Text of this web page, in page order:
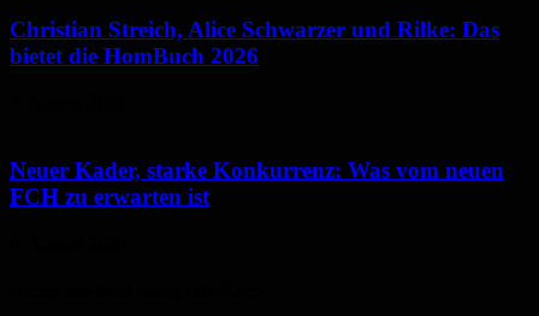
Christian Streich, Alice Schwarzer und Rilke: Das
bietet die HomBuch 2026
Neuer Kader, starke Konkurrenz: Was vom neuen
FCH zu erwarten ist